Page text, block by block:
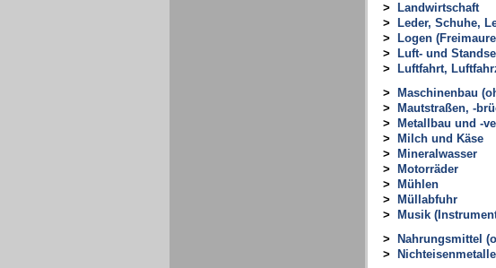
>
Landwirtschaft
>
Leder, Schuhe,
>
Logen
>
Luft- und
>
Luftfahrt,
>
Maschinenbau
>
Mautstraßen, -
>
Metallbau und -
>
Milch und Käse
>
Mineralwasser
>
Motorräder
>
Mühlen
>
Müllabfuhr
>
Musik
>
Nahrungsmittel
>